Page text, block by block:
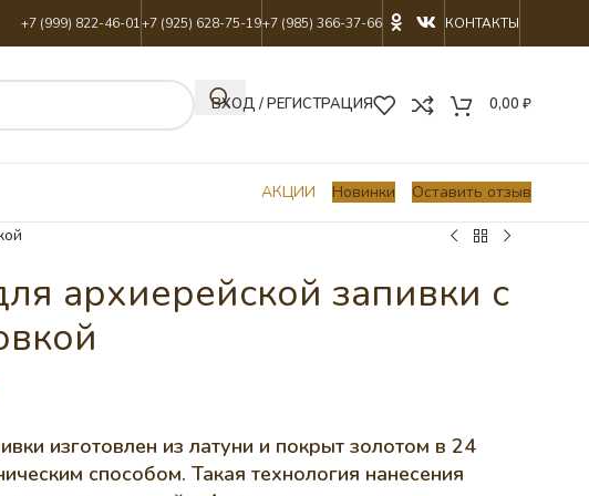
+7 (999) 822-46-01+7 (925) 628-75-19+7 (985) 366-37-66 КОНТАКТЫ
ВХОД / РЕГИСТРАЦИЯ 0,00 ₽
АКЦИИ Новинки Оставить отзыв
архиерейской запивки с
изготовлен из латуни и покрыт золотом в 24
способом. Такая технология нанесения